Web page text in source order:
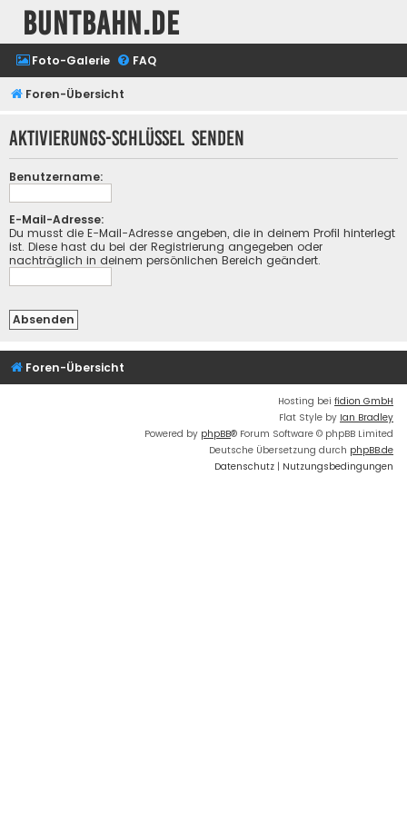
buntbahn.de
Foto-Galerie FAQ
Foren-Übersicht
Aktivierungs-Schlüssel senden
Benutzername:
E-Mail-Adresse:
Du musst die E-Mail-Adresse angeben, die in deinem Profil hinterlegt
ist. Diese hast du bei der Registrierung angegeben oder
nachträglich in deinem persönlichen Bereich geändert.
Foren-Übersicht
Hosting bei fidion GmbH
Flat Style by Ian Bradley
Powered by phpBB® Forum Software © phpBB Limited
Deutsche Übersetzung durch phpBB.de
Datenschutz | Nutzungsbedingungen